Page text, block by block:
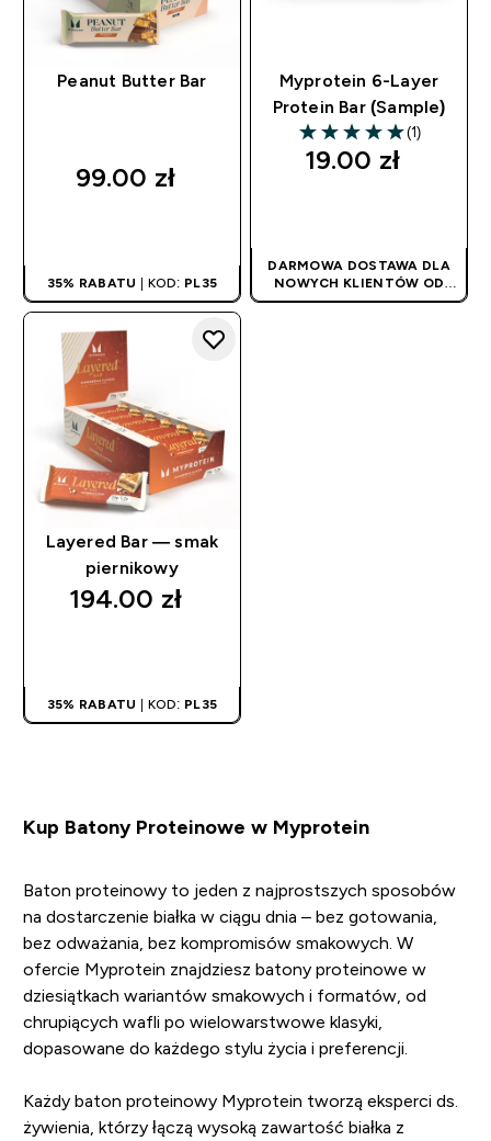
Peanut Butter Bar
99.00 zł‎
35% RABATU | KOD: PL35
Myprotein 6-Layer
Protein Bar (Sample)
5 out of 5 stars
(1)
19.00 zł‎
DARMOWA DOSTAWA DLA
NOWYCH KLIENTÓW OD
180PLN| PROMOCJA
Layered Bar — smak
piernikowy
194.00 zł‎
35% RABATU | KOD: PL35
Kup Batony Proteinowe w Myprotein
Baton proteinowy to jeden z najprostszych sposobów
na dostarczenie białka w ciągu dnia – bez gotowania,
bez odważania, bez kompromisów smakowych. W
ofercie Myprotein znajdziesz batony proteinowe w
dziesiątkach wariantów smakowych i formatów, od
chrupiących wafli po wielowarstwowe klasyki,
dopasowane do każdego stylu życia i preferencji.
Każdy baton proteinowy Myprotein tworzą eksperci ds.
żywienia, którzy łączą wysoką zawartość białka z